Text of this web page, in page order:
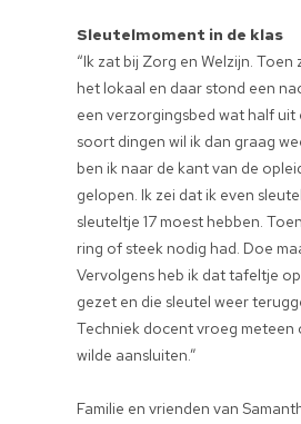
Sleutelmoment in de klas
“Ik zat bij Zorg en Welzijn. Toen
het lokaal en daar stond een
een verzorgingsbed wat half uit
soort dingen wil ik dan graag
ben ik naar de kant van de
gelopen. Ik zei dat ik even
sleuteltje 17 moest hebben.
ring of steek nodig had. Doe
Vervolgens heb ik dat tafeltje
gezet en die sleutel weer
Techniek docent vroeg meteen
wilde aansluiten.”
Familie en vrienden van